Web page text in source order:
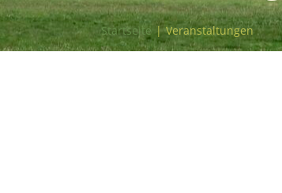
Startseite | Veranstaltungen